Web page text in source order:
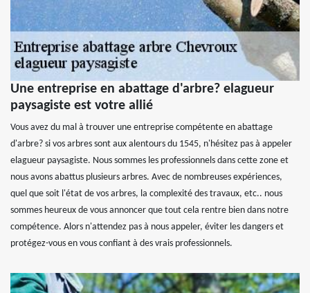
Une entreprise en abattage d'arbre? elagueur
paysagiste est votre allié
Vous avez du mal à trouver une entreprise compétente en abattage
d'arbre? si vos arbres sont aux alentours du 1545, n'hésitez pas à appeler
elagueur paysagiste. Nous sommes les professionnels dans cette zone et
nous avons abattus plusieurs arbres. Avec de nombreuses expériences,
quel que soit l'état de vos arbres, la complexité des travaux, etc.. nous
sommes heureux de vous annoncer que tout cela rentre bien dans notre
compétence. Alors n'attendez pas à nous appeler, éviter les dangers et
protégez-vous en vous confiant à des vrais professionnels.